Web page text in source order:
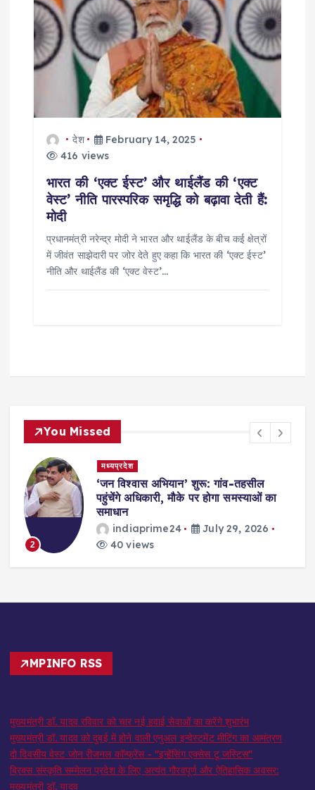
देश
February 14, 2025
416 views
भारत की ‘एक्ट ईस्ट’ और थाईलैंड की ‘एक्ट
वेस्ट’ नीति पारस्परिक समृद्धि को बढ़ावा देती हैं:
मोदी
प्रधानमंत्री नरेन्द्र मोदी ने भारत और थाईलैंड के बीच कई क्षेत्रों
में जीवंत साझेदारी पर जोर देते हुए कहा कि भारत की ‘एक्ट ईस्ट’
नीति और थाईलैंड की ‘एक्ट वेस्ट’…
You Missed
2
मध्यप्रदेश
‘जन विश्वास अभियान’ शुरू: गांव-तहसील
पहुंचेंगे अधिकारी, मौके पर होगा समस्याओं का
समाधान
indiaprime24
July 29, 2026
40 views
MPINFO RSS
मुख्यमंत्री डॉ. यादव रविवार को चार नई हवाई सेवाओं का करेंगे शुभारंभ
मुख्यमंत्री डॉ. यादव को दुबई में होने वाली एनुअल इन्वेस्टमेंट मीटिंग का आमंत्रण
दो दिवसीय वेस्ट जोन रीजनल कॉन्फ्रेंस - "इन्हेंसिंग एक्सेस टू जस्टिस"
ब्रिक्स संस्कृति सम्मेलन प्रदेश के लिए अत्यंत गौरवपूर्ण और ऐतिहासिक अवसर:
मुख्यमंत्री डॉ. यादव